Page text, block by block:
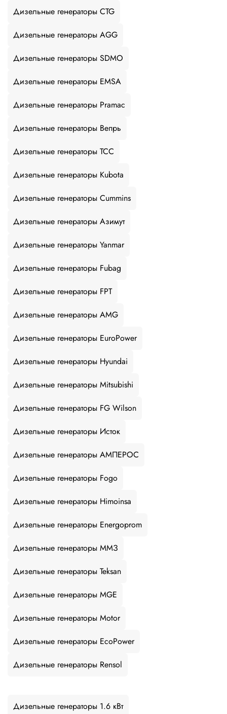
Дизельные генераторы CTG
Дизельные генераторы AGG
Дизельные генераторы SDMO
Дизельные генераторы EMSA
Дизельные генераторы Pramac
Дизельные генераторы Вепрь
Дизельные генераторы ТСС
Дизельные генераторы Kubota
Дизельные генераторы Cummins
Дизельные генераторы Азимут
Дизельные генераторы Yanmar
Дизельные генераторы Fubag
Дизельные генераторы FPT
Дизельные генераторы AMG
Дизельные генераторы EuroPower
Дизельные генераторы Hyundai
Дизельные генераторы Mitsubishi
Дизельные генераторы FG Wilson
Дизельные генераторы Исток
Дизельные генераторы АМПЕРОС
Дизельные генераторы Fogo
Дизельные генераторы Himoinsa
Дизельные генераторы Energoprom
Дизельные генераторы ММЗ
Дизельные генераторы Teksan
Дизельные генераторы MGE
Дизельные генераторы Motor
Дизельные генераторы EcoPower
Дизельные генераторы Rensol
Дизельные генераторы 1.6 кВт